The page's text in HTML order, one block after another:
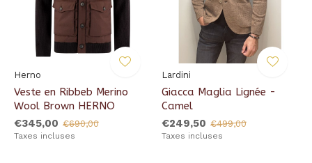
Herno
Veste en Ribbeb Merino
Wool Brown HERNO
€345,00 €690,00
Taxes incluses
Lardini
Giacca Maglia Lignée -
Camel
€249,50 €499,00
Taxes incluses